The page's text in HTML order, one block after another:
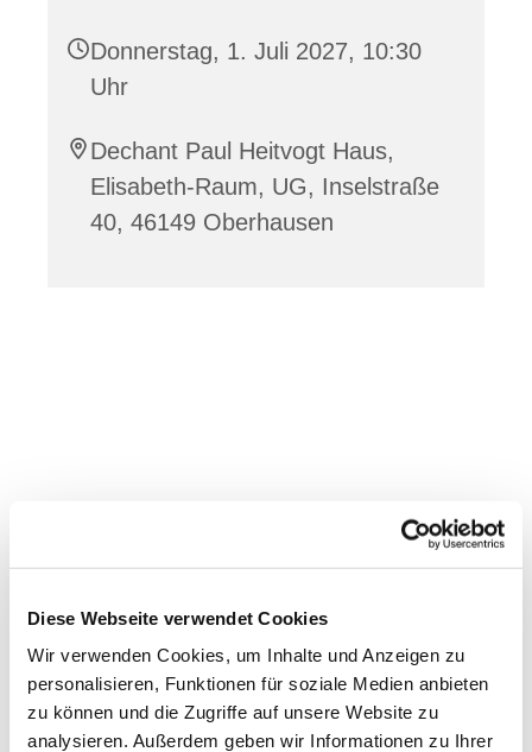
Diese Webseite verwendet Cookies
Wir verwenden Cookies, um Inhalte und Anzeigen zu
personalisieren, Funktionen für soziale Medien anbieten
zu können und die Zugriffe auf unsere Website zu
analysieren. Außerdem geben wir Informationen zu Ihrer
Donnerstag, 1. Juli 2027, 10:30
Uhr
Dechant Paul Heitvogt Haus,
Elisabeth-Raum, UG, Inselstraße
40, 46149 Oberhausen